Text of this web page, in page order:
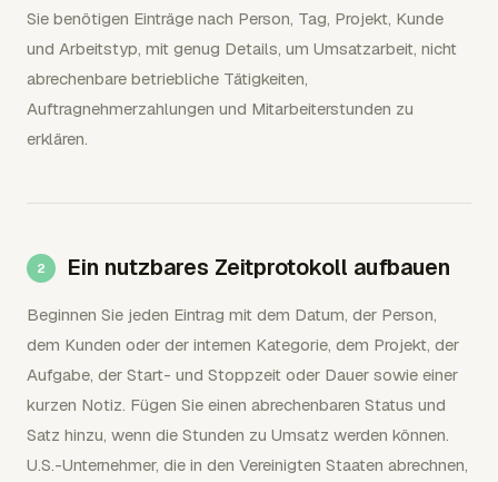
Sie benötigen Einträge nach Person, Tag, Projekt, Kunde
und Arbeitstyp, mit genug Details, um Umsatzarbeit, nicht
abrechenbare betriebliche Tätigkeiten,
Auftragnehmerzahlungen und Mitarbeiterstunden zu
erklären.
Ein nutzbares Zeitprotokoll aufbauen
Beginnen Sie jeden Eintrag mit dem Datum, der Person,
dem Kunden oder der internen Kategorie, dem Projekt, der
Aufgabe, der Start- und Stoppzeit oder Dauer sowie einer
kurzen Notiz. Fügen Sie einen abrechenbaren Status und
Satz hinzu, wenn die Stunden zu Umsatz werden können.
U.S.-Unternehmer, die in den Vereinigten Staaten abrechnen,